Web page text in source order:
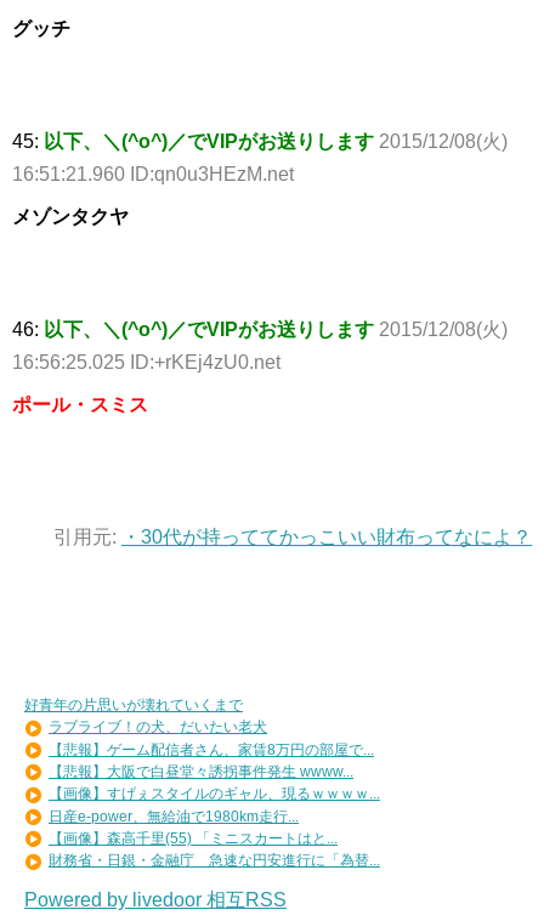
グッチ
45: 以下、＼(^o^)／でVIPがお送りします 2015/12/08(火)
16:51:21.960 ID:qn0u3HEzM.net
メゾンタクヤ
46: 以下、＼(^o^)／でVIPがお送りします 2015/12/08(火)
16:56:25.025 ID:+rKEj4zU0.net
ポール・スミス
引用元: ・30代が持っててかっこいい財布ってなによ？
好青年の片思いが壊れていくまで
ラブライブ！の犬、だいたい老犬
【悲報】ゲーム配信者さん、家賃8万円の部屋で...
【悲報】大阪で白昼堂々誘拐事件発生 wwww...
【画像】すげぇスタイルのギャル、現るｗｗｗｗ...
日産e-power、無給油で1980km走行...
【画像】森高千里(55) 「ミニスカートはと...
財務省・日銀・金融庁 急速な円安進行に「為替...
Powered by livedoor 相互RSS